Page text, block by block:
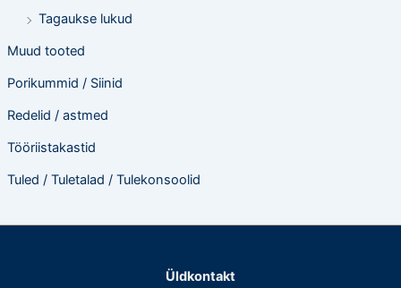
Tagaukse lukud
Muud tooted
Porikummid / Siinid
Redelid / astmed
Tööriistakastid
Tuled / Tuletalad / Tulekonsoolid
Üldkontakt